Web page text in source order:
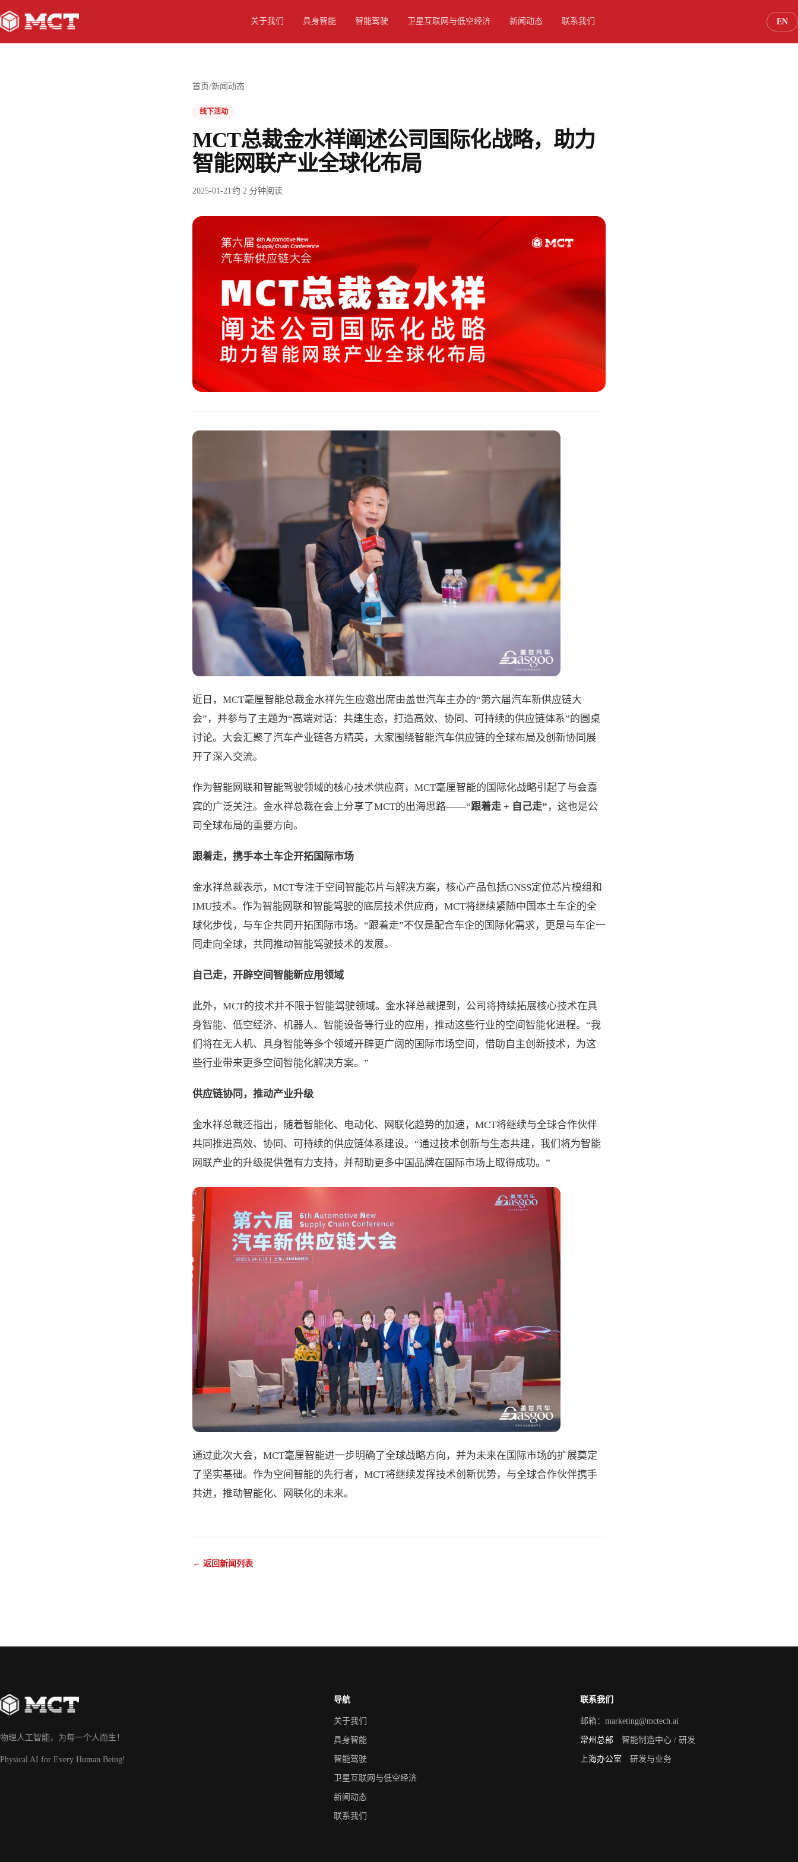
关于我们 具身智能 智能驾驶 卫星互联网与低空经济 新闻动态 联系我们 EN
首页/新闻动态
线下活动
MCT总裁金水祥阐述公司国际化战略，助力
智能网联产业全球化布局
2025-01-21约 2 分钟阅读
近日，MCT毫厘智能总裁金水祥先生应邀出席由盖世汽车主办的“第六届汽车新供应链大
会”，并参与了主题为“高端对话：共建生态，打造高效、协同、可持续的供应链体系”的圆桌
讨论。大会汇聚了汽车产业链各方精英，大家围绕智能汽车供应链的全球布局及创新协同展
开了深入交流。
作为智能网联和智能驾驶领域的核心技术供应商，MCT毫厘智能的国际化战略引起了与会嘉
宾的广泛关注。金水祥总裁在会上分享了MCT的出海思路——“跟着走 + 自己走” ，这也是公
司全球布局的重要方向。
跟着走，携手本土车企开拓国际市场
金水祥总裁表示，MCT专注于空间智能芯片与解决方案，核心产品包括GNSS定位芯片模组和
IMU技术。作为智能网联和智能驾驶的底层技术供应商，MCT将继续紧随中国本土车企的全
球化步伐，与车企共同开拓国际市场。“跟着走”不仅是配合车企的国际化需求，更是与车企一
同走向全球，共同推动智能驾驶技术的发展。
自己走，开辟空间智能新应用领域
此外，MCT的技术并不限于智能驾驶领域。金水祥总裁提到，公司将持续拓展核心技术在具
身智能、低空经济、机器人、智能设备等行业的应用，推动这些行业的空间智能化进程。“我
们将在无人机、具身智能等多个领域开辟更广阔的国际市场空间，借助自主创新技术，为这
些行业带来更多空间智能化解决方案。”
供应链协同 ，推动产业升级
金水祥总裁还指出，随着智能化、电动化、网联化趋势的加速，MCT将继续与全球合作伙伴
共同推进高效、协同、可持续的供应链体系建设。“通过技术创新与生态共建，我们将为智能
网联产业的升级提供强有力支持，并帮助更多中国品牌在国际市场上取得成功。”
通过此次大会，MCT毫厘智能进一步明确了全球战略方向，并为未来在国际市场的扩展奠定
了坚实基础。作为空间智能的先行者，MCT将继续发挥技术创新优势，与全球合作伙伴携手
共进，推动智能化、网联化的未来。
← 返回新闻列表
物理人工智能，为每一个人而生！
Physical AI for Every Human Being!
导航
关于我们
具身智能
智能驾驶
卫星互联网与低空经济
新闻动态
联系我们
联系我们
邮箱： marketing@mctech.ai
常州总部 智能制造中心 / 研发
上海办公室 研发与业务